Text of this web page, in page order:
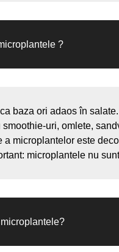
?
baza ori adaos în
smoothie-uri, omlete,
a microplantelor este
microplantele nu